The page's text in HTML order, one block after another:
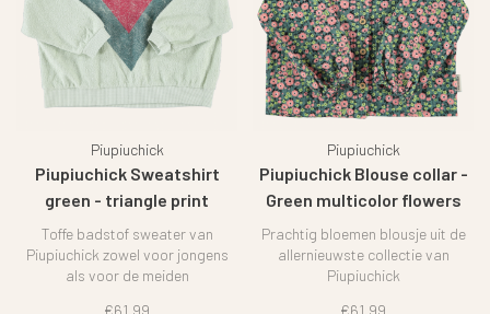
Piupiuchick
Piupiuchick Sweatshirt
green - triangle print
Toffe badstof sweater van
Piupiuchick zowel voor jongens
als voor de meiden
€61,99
Piupiuchick
Piupiuchick Blouse collar -
Green multicolor flowers
Prachtig bloemen blousje uit de
allernieuwste collectie van
Piupiuchick
€61,99